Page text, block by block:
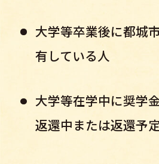
大学等卒業後に都城
有している人
大学等在学中に奨学
返還中または返還予